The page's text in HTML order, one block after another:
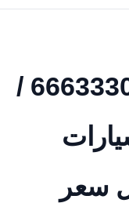
كهربائي كرنفال / 66633305 /
سعر